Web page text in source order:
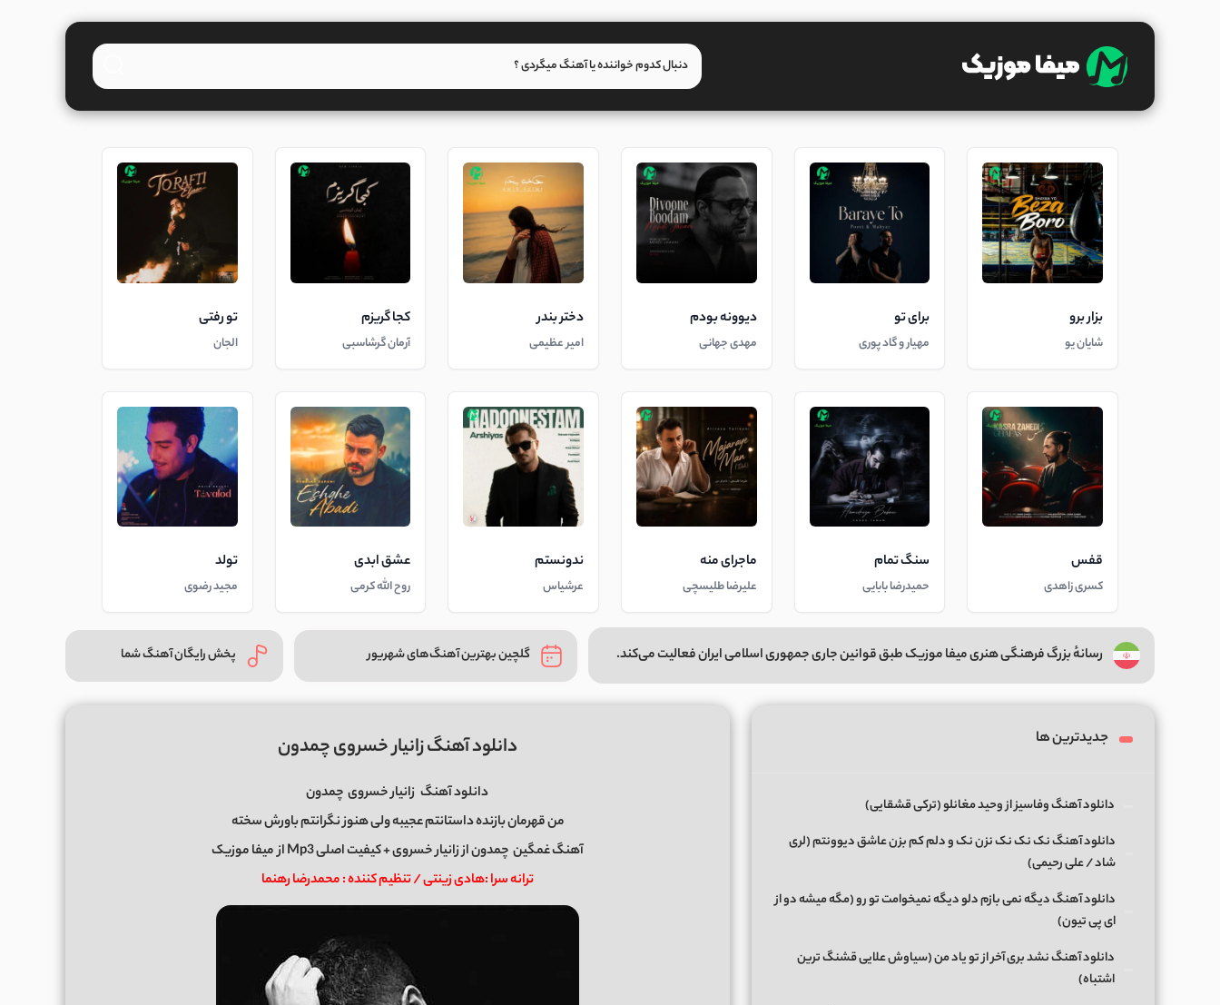
بزار برو
شایان یو
برای تو
مهیار و گاد پوری
دیوونه بودم
مهدی جهانی
دختر بندر
امیر عظیمی
کجا گریزم
آرمان گرشاسبی
تو رفتی
الجان
قفس
کسری زاهدی
سنگ تمام
حمیدرضا بابایی
ماجرای منه
علیرضا طلیسچی
ندونستم
عرشیاس
عشق ابدی
روح الله کرمی
تولد
مجید رضوی
رسانهٔ بزرگ فرهنگی هنری میفا موزیک طبق قوانین جاری جمهوری اسلامی ایران فعالیت می‌کند. گلچین بهترین آهنگ‌های شهریور پخش رایگان آهنگ شما
دانلود آهنگ زانیار خسروی چمدون
دانلود آهنگ زانیار خسروی چمدون
من قهرمان بازنده داستانتم عجیبه ولی هنوز نگرانتم باورش سخته
آهنگ غمگین چمدوناززانیار خسروی+ کیفیت اصلی Mp3 از
میفا موزیک
ترانه سرا :هادی زینتی / تنظیم کننده : محمدرضا رهنما
جدیدترین ها
دانلود آهنگ وفاسیز از وحید مغانلو (ترکی قشقایی)
دانلود آهنگ نک نک نک نزن نک و دلم کم بزن عاشق دیوونتم (لری
شاد / علی رحیمی)
دانلود آهنگ دیگه نمی بازم دلو دیگه نمیخوامت تو رو (مگه میشه دو از
ای پی تیون)
دانلود آهنگ نشد بری آخر از تو یاد من (سیاوش علایی قشنگ ترین
اشتباه)